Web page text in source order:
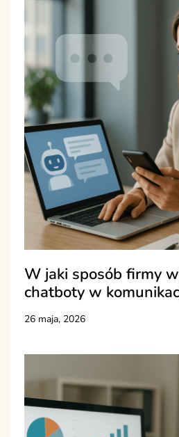
W jaki sposób firmy
chatboty w
26 maja, 2026